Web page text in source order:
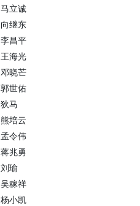
马立诚
向继东
李昌平
王海光
邓晓芒
郭世佑
狄马
熊培云
孟令伟
蒋兆勇
刘瑜
吴稼祥
杨小凯